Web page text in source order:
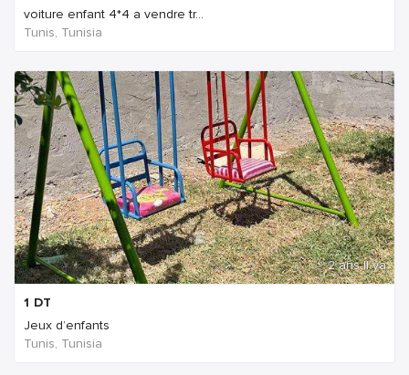
voiture enfant 4*4 a vendre tr...
Tunis, Tunisia
2 ans Il ya
1 DT
Jeux d’enfants
Tunis, Tunisia